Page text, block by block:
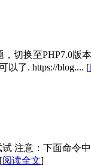
，切换至PHP7.0
以了. https://blog.... [
注意：下面命令
[阅读全文]